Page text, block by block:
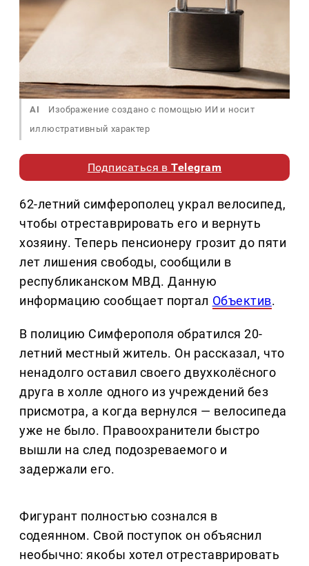
AI
Изображение создано с помощью ИИ и носит
иллюстративный характер
Подписаться вTelegram
62-летний симферополец украл велосипед,
чтобы отреставрировать его и вернуть
хозяину. Теперь пенсионеру грозит до пяти
лет лишения свободы, сообщили в
республиканском МВД. Данную
информацию сообщает портал Объектив.
В полицию Симферополя обратился 20-
летний местный житель. Он рассказал, что
ненадолго оставил своего двухколёсного
друга в холле одного из учреждений без
присмотра, а когда вернулся — велосипеда
уже не было. Правоохранители быстро
вышли на след подозреваемого и
задержали его.
Фигурант полностью сознался в
содеянном. Свой поступок он объяснил
необычно: якобы хотел отреставрировать